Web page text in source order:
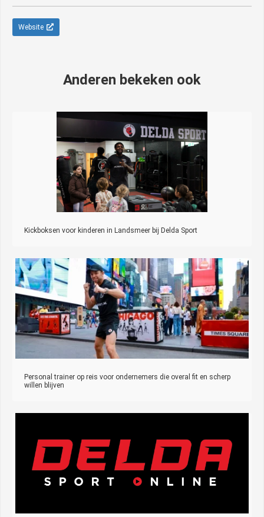
Website
Anderen bekeken ook
Kickboksen voor kinderen in Landsmeer bij Delda Sport
Personal trainer op reis voor ondernemers die overal fit en scherp
willen blijven